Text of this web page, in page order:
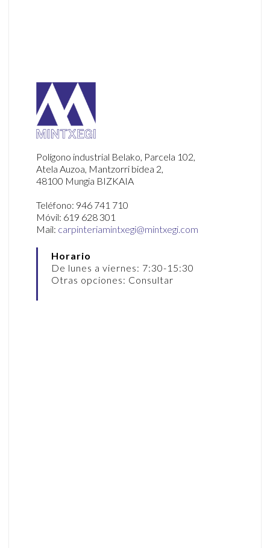
Polígono industrial Belako, Parcela 102,
Atela Auzoa, Mantzorri bidea 2,
48100 Mungia BIZKAIA
Teléfono: 946 741 710
Móvil: 619 628 301
Mail: carpinteriamintxegi@mintxegi.com
Horario
De lunes a viernes: 7:30-15:30
Otras opciones: Consultar